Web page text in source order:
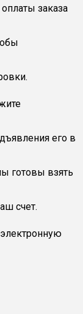
заказа
его в
готовы взять
счет.